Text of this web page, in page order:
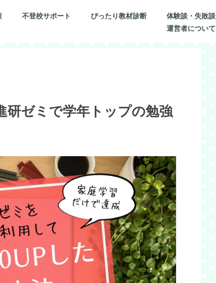
不登校サポート ぴったり教材診断
体験談・失敗談
運営者について
研ゼミで学年トップの勉強